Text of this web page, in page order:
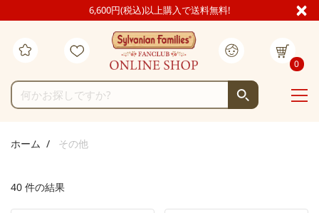
6,600円(税込)以上購入で送料無料!
0
ホーム その他
40 件の結果